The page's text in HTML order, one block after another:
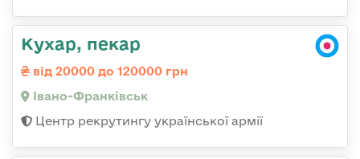
Кухар, пекар
від 20000 до 120000 грн
Івано-Франківськ
Центр рекрутингу української армії